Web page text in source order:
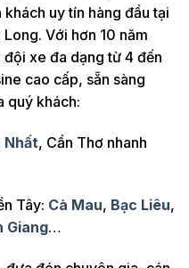
uy tín hàng đầu tại
Với hơn 10 năm
xe đa dạng từ 4 đến
cao cấp, sẵn sàng
quý khách:
Nhất, Cần Thơ nhanh
Tây: Cà Mau, Bạc Liêu,
Giang…